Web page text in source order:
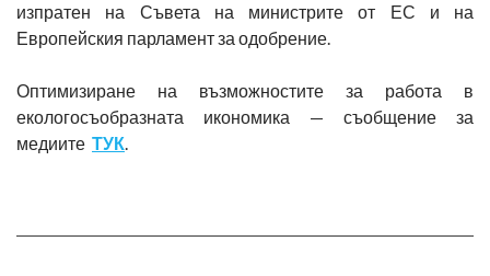
изпратен на Съвета на министрите от ЕС и на
Европейския парламент за одобрение.
Оптимизиране на възможностите за работа в
екологосъобразната икономика — съобщение за
медиите ТУК.